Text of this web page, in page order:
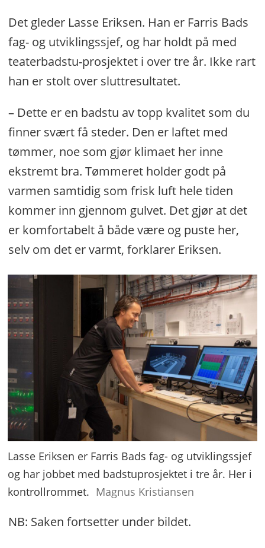
Det gleder Lasse Eriksen. Han er Farris Bads
fag- og utviklingssjef, og har holdt på med
teaterbadstu-prosjektet i over tre år. Ikke rart
han er stolt over sluttresultatet.
– Dette er en badstu av topp kvalitet som du
finner svært få steder. Den er laftet med
tømmer, noe som gjør klimaet her inne
ekstremt bra. Tømmeret holder godt på
varmen samtidig som frisk luft hele tiden
kommer inn gjennom gulvet. Det gjør at det
er komfortabelt å både være og puste her,
selv om det er varmt, forklarer Eriksen.
Lasse Eriksen er Farris Bads fag- og utviklingssjef
og har jobbet med badstuprosjektet i tre år. Her i
kontrollrommet. Magnus Kristiansen
NB: Saken fortsetter under bildet.